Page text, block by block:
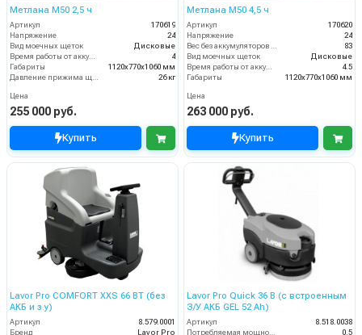
Метлана M50 2,5 ч
Артикул
170619
Напряжение
24
Вид моечных щеток
Дисковые
Время работы от аккумуляторов (ч)
4
Габариты
1120х770х1060 мм
Давление прижима щеток
26 кг
Цена
255 000 руб.
Купить
Метлана M50 4,5 ч
Артикул
170620
Напряжение
24
Вес без аккумуляторов (кг)
83
Вид моечных щеток
Дисковые
Время работы от аккумуляторов (ч)
4.5
Габариты
1120х770х1060 мм
Цена
263 000 руб.
Купить
Lavor Pro COMFORT XXS 66 BT (без
АКБ и з.у)
Артикул
8.579.0001
Бренд
Lavor Pro
Lavor Pro Quick 36 B (с встроенным
З/У АКБ GEL 52 Ah)
Артикул
8.518.0038
Потребляемая мощность (кВт)
0.5